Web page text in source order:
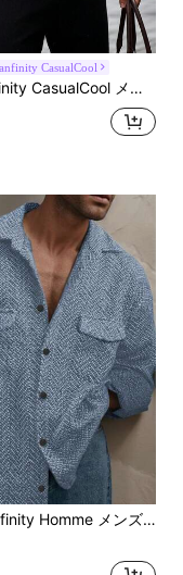
CasualCool
ルファッション 秋冬 ウールブレンド ブラッシュ加工 織り ツートーン テクスチャード ジップアップジャケット
メンズ カジュアル ヘリンボーン柄シャツジャケット 秋用